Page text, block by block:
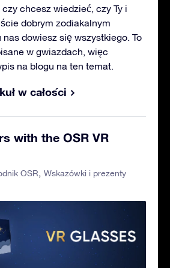
chcesz wiedzieć, czy Ty i
dobrym zodiakalnym
dowiesz się wszystkiego. To
w gwiazdach, więc
na blogu na ten temat.
w całości
with the OSR VR
OSR
Wskazówki i prezenty